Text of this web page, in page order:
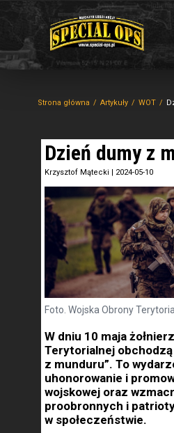
Strona główna Artykuły WOT
Dzień dumy z
Krzysztof Mątecki | 2024-05-10
Foto. Wojska Obrony
W dniu 10 maja
Terytorialnej obchodzą
z munduru”. To
uhonorowanie i
wojskowej oraz
proobronnych i
w społeczeństwie.